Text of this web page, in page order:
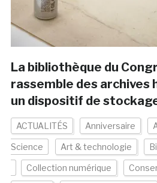
La bibliothèque du
rassemble des archives
un dispositif de
ACTUALITÉS Anniversaire
Science Art & technologie
Collection numérique